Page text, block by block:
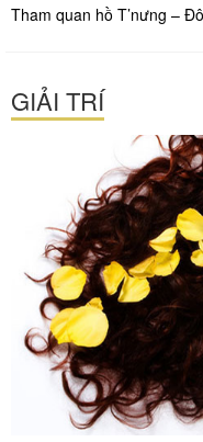
Tham quan hồ T’nưng –
GIẢI TRÍ